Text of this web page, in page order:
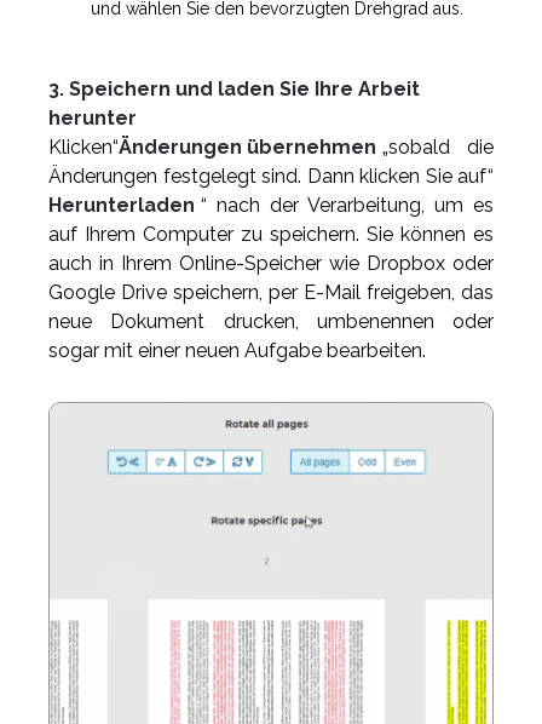
und wählen Sie den bevorzugten Drehgrad aus.
3. Speichern und laden Sie Ihre Arbeit
herunter
Klicken“Änderungen übernehmen „sobald die
Änderungen festgelegt sind. Dann klicken Sie auf“
Herunterladen “ nach der Verarbeitung, um es
auf Ihrem Computer zu speichern. Sie können es
auch in Ihrem Online-Speicher wie Dropbox oder
Google Drive speichern, per E-Mail freigeben, das
neue Dokument drucken, umbenennen oder
sogar mit einer neuen Aufgabe bearbeiten.